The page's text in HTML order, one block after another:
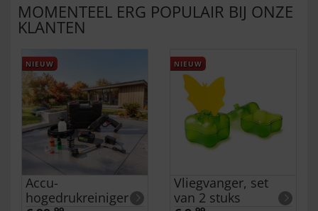
MOMENTEEL ERG POPULAIR BIJ ONZE
KLANTEN
NIEUW
Accu-
hogedrukreiniger
NIEUW
Vliegvanger, set
van 2 stuks